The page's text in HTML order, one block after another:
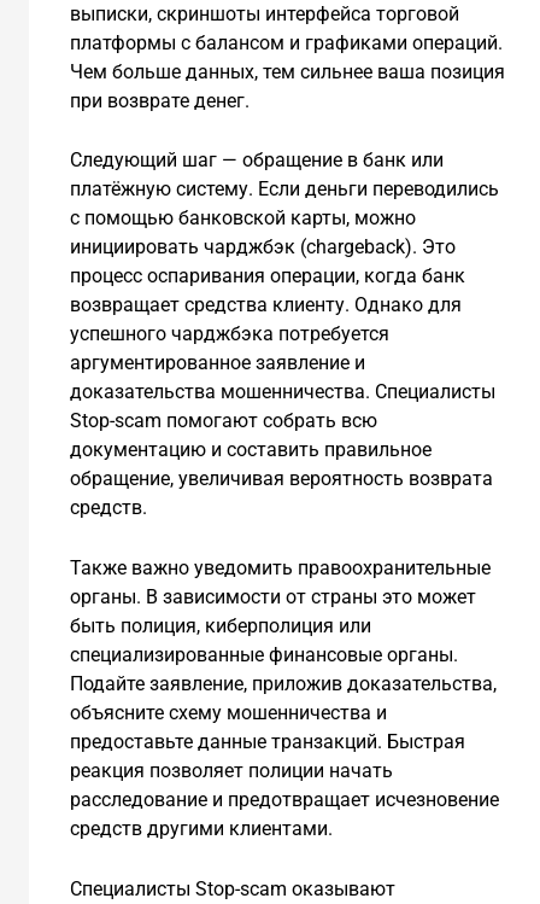
выписки, скриншоты интерфейса торговой
платформы с балансом и графиками операций.
Чем больше данных, тем сильнее ваша позиция
при возврате денег.
Следующий шаг — обращение в банк или
платёжную систему. Если деньги переводились
с помощью банковской карты, можно
инициировать чарджбэк (chargeback). Это
процесс оспаривания операции, когда банк
возвращает средства клиенту. Однако для
успешного чарджбэка потребуется
аргументированное заявление и
доказательства мошенничества. Специалисты
Stop-scam помогают собрать всю
документацию и составить правильное
обращение, увеличивая вероятность возврата
средств.
Также важно уведомить правоохранительные
органы. В зависимости от страны это может
быть полиция, киберполиция или
специализированные финансовые органы.
Подайте заявление, приложив доказательства,
объясните схему мошенничества и
предоставьте данные транзакций. Быстрая
реакция позволяет полиции начать
расследование и предотвращает исчезновение
средств другими клиентами.
Специалисты Stop-scam оказывают